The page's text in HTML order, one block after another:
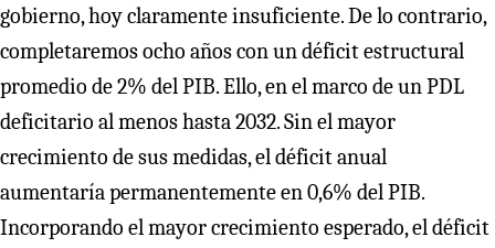
gobierno, hoy claramente insuficiente. De lo contrario,
completaremos ocho años con un déficit estructural
promedio de 2% del PIB. Ello, en el marco de un PDL
deficitario al menos hasta 2032. Sin el mayor
crecimiento de sus medidas, el déficit anual
aumentaría permanentemente en 0,6% del PIB.
Incorporando el mayor crecimiento esperado, el déficit